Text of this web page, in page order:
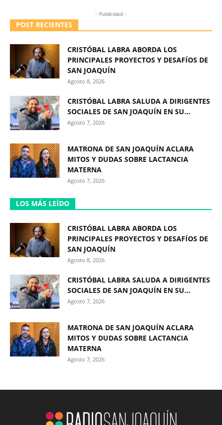
- Publicidad -
POST RECIENTES
CRISTÓBAL LABRA ABORDA LOS
PRINCIPALES PROYECTOS Y DESAFÍOS DE
SAN JOAQUÍN
Agosto 8, 2026
CRISTÓBAL LABRA SALUDA A DIRIGENTES
SOCIALES DE SAN JOAQUÍN EN SU...
Agosto 7, 2026
MATRONA DE SAN JOAQUÍN ACLARA
MITOS Y DUDAS SOBRE LACTANCIA
MATERNA
Agosto 7, 2026
LOS MÁS LEÍDO
CRISTÓBAL LABRA ABORDA LOS
PRINCIPALES PROYECTOS Y DESAFÍOS DE
SAN JOAQUÍN
Agosto 8, 2026
CRISTÓBAL LABRA SALUDA A DIRIGENTES
SOCIALES DE SAN JOAQUÍN EN SU...
Agosto 7, 2026
MATRONA DE SAN JOAQUÍN ACLARA
MITOS Y DUDAS SOBRE LACTANCIA
MATERNA
Agosto 7, 2026